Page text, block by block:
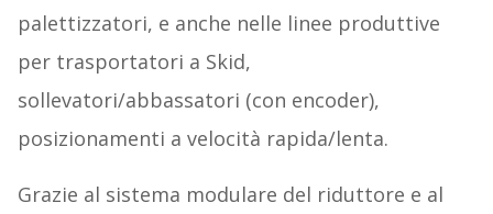
palettizzatori, e anche nelle linee produttive
per trasportatori a Skid,
sollevatori/abbassatori (con encoder),
posizionamenti a velocità rapida/lenta.
Grazie al sistema modulare del riduttore e al